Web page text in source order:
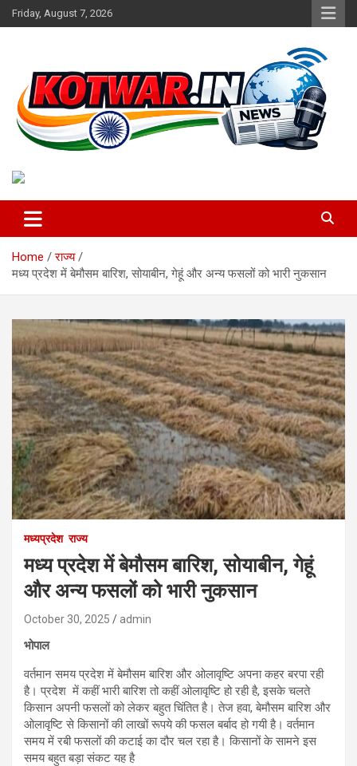
Skip
to
Friday, August 7, 2026
kotwar.in
Home
राज्य
मध्य प्रदेश में बेमौसम बारिश, सोयाबीन, गेहूं और अन्य फसलों को भारी नुकसान
मध्यप्रदेश राज्य
मध्य प्रदेश में बेमौसम बारिश, सोयाबीन, गेहूं
और अन्य फसलों को भारी नुकसान
October 30, 2025 admin
भोपाल
वर्तमान समय प्रदेश में बेमौसम बारिश और ओलावृष्टि अपना कहर बरपा रही
है। प्रदेश में कहीं भारी बारिश तो कहीं ओलावृष्टि हो रही है, इसके चलते
किसान अपनी फसलों को लेकर बहुत चिंतित है। तेज हवा, बेमौसम बारिश और
ओलावृष्टि से किसानों की लाखों रूपये की फसल बर्बाद हो गयी है। वर्तमान
समय में रबी फसलों की कटाई का दौर चल रहा है। किसानों के सामने इस
समय बहुत बड़ा संकट यह है